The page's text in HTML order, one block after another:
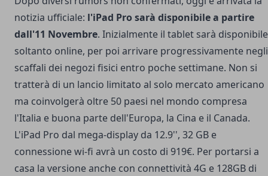
notizia ufficiale: l'iPad Pro sarà disponibile a partire
dall'11 Novembre. Inizialmente il tablet sarà disponibile
soltanto online, per poi arrivare progressivamente negli
scaffali dei negozi fisici entro poche settimane. Non si
tratterà di un lancio limitato al solo mercato americano
ma coinvolgerà oltre 50 paesi nel mondo compresa
l'Italia e buona parte dell'Europa, la Cina e il Canada.
L'iPad Pro dal mega-display da 12.9'', 32 GB e
connessione wi-fi avrà un costo di 919€. Per portarsi a
casa la versione anche con connettività 4G e 128GB di